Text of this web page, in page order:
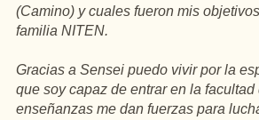
(Camino) y cuales fueron mis
familia NITEN.
Gracias a Sensei puedo vivir por la
que soy capaz de entrar en la
enseñanzas me dan fuerzas para